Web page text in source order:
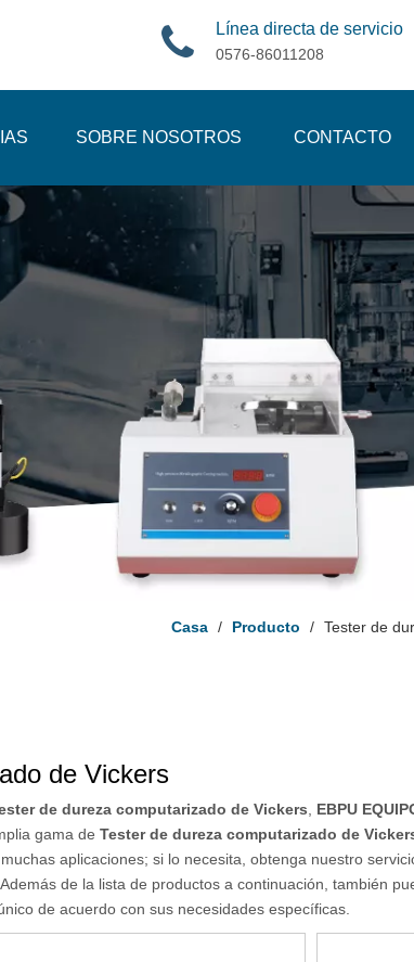
Línea directa de servicio
0576-86011208
SOBRE NOSOTROS CONTACTO
Casa / Producto / Tester de
de Vickers
de dureza computarizado de Vickers
EBPU
gama de Tester de dureza computarizado de
aplicaciones; si lo necesita, obtenga nuestro
. Además de la lista de productos a continuación, también
de acuerdo con sus necesidades específicas.